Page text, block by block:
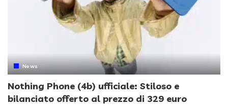
News
Nothing Phone (4b) ufficiale: Stiloso e
bilanciato offerto al prezzo di 329 euro